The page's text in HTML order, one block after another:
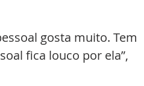
gosta muito. Tem
fica louco por ela”,